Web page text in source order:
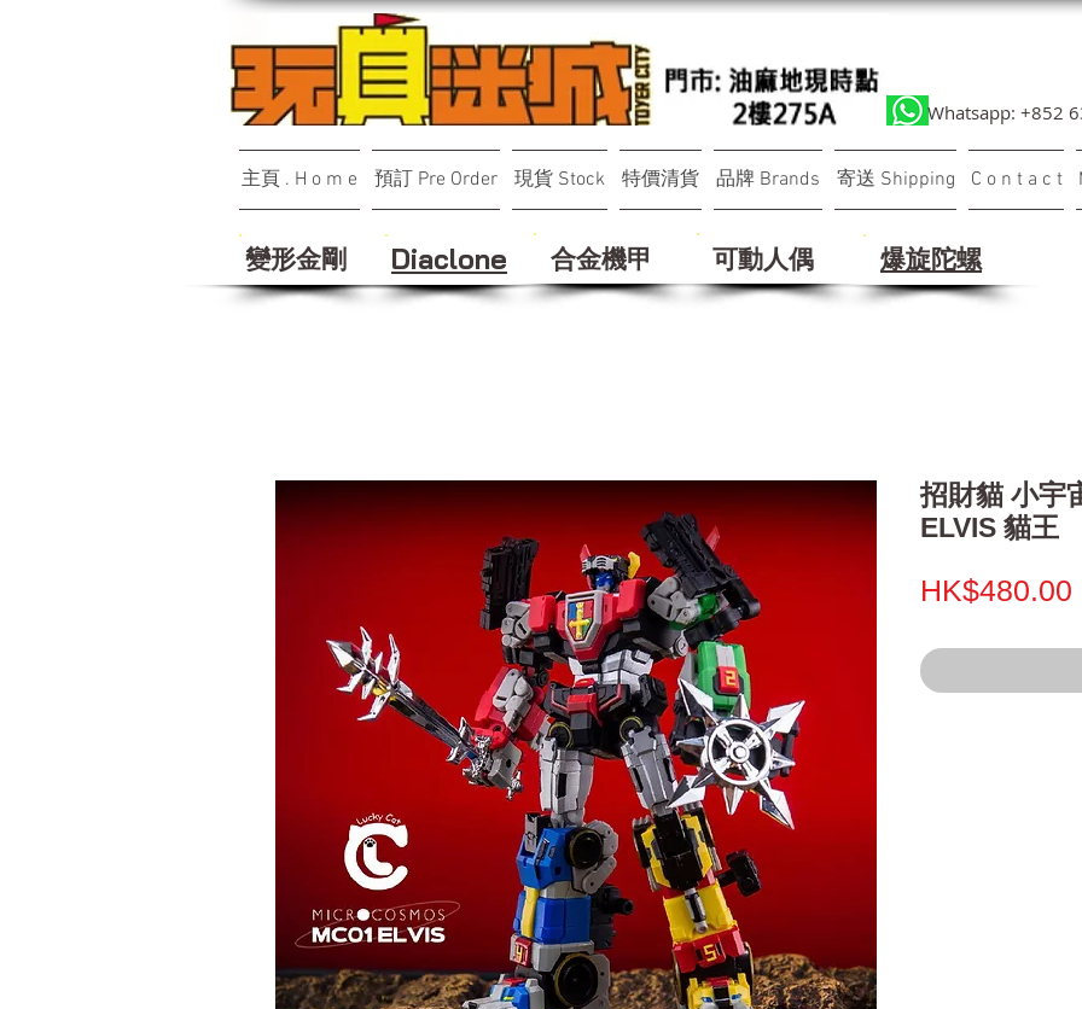
Whatsapp: +852
主頁 . H o m e 預訂 Pre Order 現貨 Stock 特價清貨 品牌 Brands 寄送 Shipping C o n t a c t
變形金剛 Diaclone 合金機甲 可動人偶 ​爆旋陀螺
招財貓 小宇
ELVIS 貓王
HK$480.00